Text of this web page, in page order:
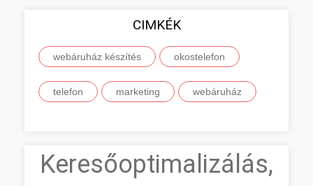
CIMKÉK
webáruház készítés okostelefon
telefon marketing webáruház
Keresőoptimalizálás,